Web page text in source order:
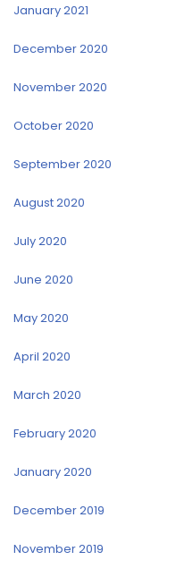
January 2021
December 2020
November 2020
October 2020
September 2020
August 2020
July 2020
June 2020
May 2020
April 2020
March 2020
February 2020
January 2020
December 2019
November 2019